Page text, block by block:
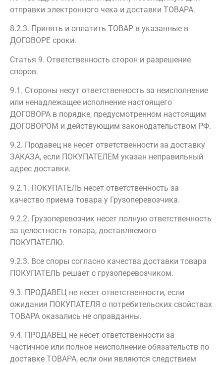
отправки электронного чека и доставки ТОВАРА.
8.2.3. Принять и оплатить ТОВАР в указанные в
ДОГОВОРЕ сроки.
Статья 9. Ответственность сторон и разрешение
споров.
9.1. Стороны несут ответственность за неисполнение
или ненадлежащее исполнение настоящего
ДОГОВОРА в порядке, предусмотренном настоящим
ДОГОВОРОМ и действующим законодательством РФ.
9.2. Продавец не несет ответственности за доставку
ЗАКАЗА, если ПОКУПАТЕЛЕМ указан неправильный
адрес доставки.
9.2.1. ПОКУПАТЕЛЬ несет ответственность за
качество приема товара у Грузоперевозчика.
9.2.2. Грузоперевозчик несет полную ответственность
за целостность товара, доставляемого
ПОКУПАТЕЛЮ.
9.2.3. Все споры согласно качества доставки товара
ПОКУПАТЕЛЬ решает с грузоперевозчиком.
9.3. ПРОДАВЕЦ не несет ответственности, если
ожидания ПОКУПАТЕЛЯ о потребительских свойствах
ТОВАРА оказались не оправданны.
9.4. ПРОДАВЕЦ не несет ответственности за
частичное или полное неисполнение обязательств по
доставке ТОВАРА, если они являются следствием